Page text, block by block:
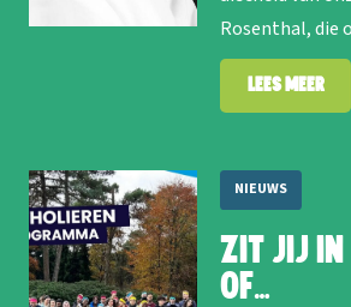
Rosenthal, die
Lees meer
NIEUWS
Zit jij in
of…